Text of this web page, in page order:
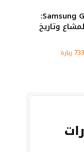
Samsung Galaxy Watch 7:
وتاريخ
733 زيارة